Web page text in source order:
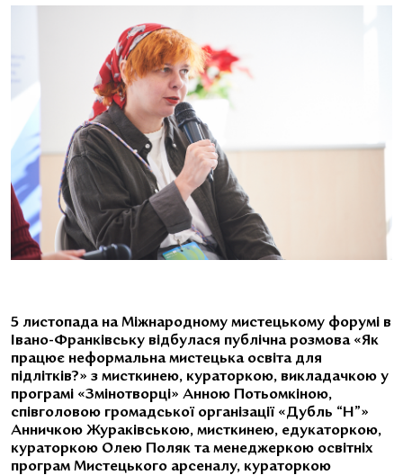
5 листопада на Міжнародному мистецькому форумі в
Івано-Франківську відбулася публічна розмова «Як
працює неформальна мистецька освіта для
підлітків?» з мисткинею, кураторкою, викладачкою у
програмі «Змінотворці» Анною Потьомкіною,
співголовою громадської організації «Дубль “Н”»
Анничкою Жураківською, мисткинею, едукаторкою,
кураторкою Олею Поляк та менеджеркою освітніх
програм Мистецького арсеналу, кураторкою